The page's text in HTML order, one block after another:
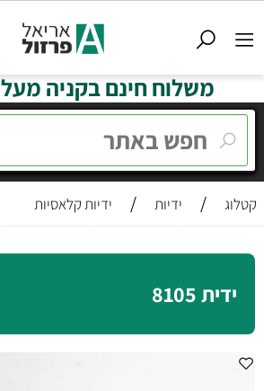
משלוח חינם בקניה מעל 399 ש"ח
קטלוג / ידיות / ידיות קלאסיות
ידית 8105